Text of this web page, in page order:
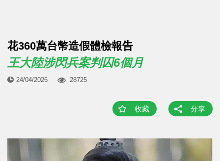
花360萬台幣造假體檢報告
王大陸涉閃兵案判囚6個月
24/04/2026 28725
收藏 分享